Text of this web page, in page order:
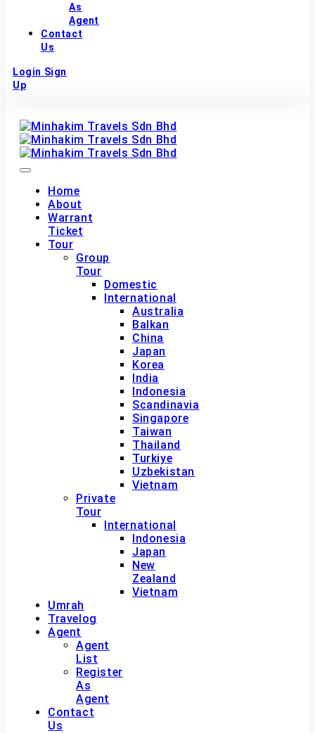
As
Agent
Contact
Us
Login Sign
Up
Home
About
Warrant
Ticket
Tour
Group
Tour
Domestic
International
Australia
Balkan
China
Japan
Korea
India
Indonesia
Scandinavia
Singapore
Taiwan
Thailand
Turkiye
Uzbekistan
Vietnam
Private
Tour
International
Indonesia
Japan
New
Zealand
Vietnam
Umrah
Travelog
Agent
Agent
List
Register
As
Agent
Contact
Us